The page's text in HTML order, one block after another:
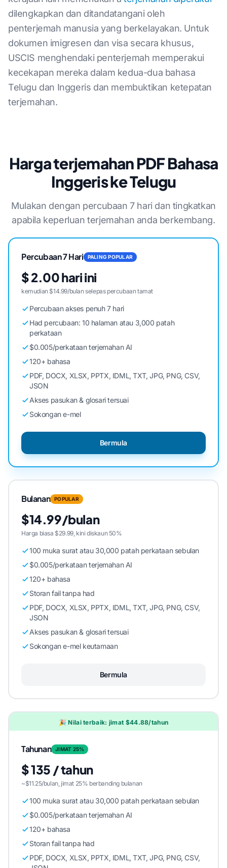
dilengkapkan dan ditandatangani oleh
penterjemah manusia yang berkelayakan. Untuk
dokumen imigresen dan visa secara khusus,
USCIS menghendaki penterjemah memperakui
kecekapan mereka dalam kedua-dua bahasa
Telugu dan Inggeris dan membuktikan ketepatan
terjemahan.
Harga terjemahan PDF Bahasa
Inggeris ke Telugu
Mulakan dengan percubaan 7 hari dan tingkatkan
apabila keperluan terjemahan anda berkembang.
Percubaan 7 Hari PALING POPULAR
$ 2.00 hari ini
kemudian $14.99/bulan selepas percubaan tamat
Percubaan akses penuh 7 hari
Had percubaan: 10 halaman atau 3,000 patah
perkataan
$0.005/perkataan terjemahan AI
120+ bahasa
PDF, DOCX, XLSX, PPTX, IDML, TXT, JPG, PNG, CSV,
JSON
Akses pasukan & glosari tersuai
Sokongan e-mel
Bermula
Bulanan POPULAR
$14.99/bulan
Harga biasa $29.99, kini diskaun 50%
100 muka surat atau 30,000 patah perkataan sebulan
$0.005/perkataan terjemahan AI
120+ bahasa
Storan fail tanpa had
PDF, DOCX, XLSX, PPTX, IDML, TXT, JPG, PNG, CSV,
JSON
Akses pasukan & glosari tersuai
Sokongan e-mel keutamaan
Bermula
🎉 Nilai terbaik: jimat $44.88/tahun
Tahunan JIMAT 25%
$ 135 / tahun
~$11.25/bulan, jimat 25% berbanding bulanan
100 muka surat atau 30,000 patah perkataan sebulan
$0.005/perkataan terjemahan AI
120+ bahasa
Storan fail tanpa had
PDF, DOCX, XLSX, PPTX, IDML, TXT, JPG, PNG, CSV,